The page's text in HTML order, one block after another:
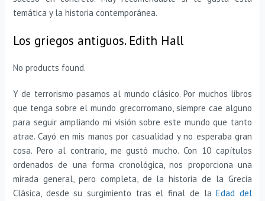
temática y la historia contemporánea.
Los griegos antiguos. Edith Hall
No products found.
Y de terrorismo pasamos al mundo clásico. Por muchos libros
que tenga sobre el mundo grecorromano, siempre cae alguno
para seguir ampliando mi visión sobre este mundo que tanto
atrae. Cayó en mis manos por casualidad y no esperaba gran
cosa. Pero al contrario, me gustó mucho. Con 10 capítulos
ordenados de una forma cronológica, nos proporciona una
mirada general, pero completa, de la historia de la Grecia
Clásica, desde su surgimiento tras el final de laEdad del